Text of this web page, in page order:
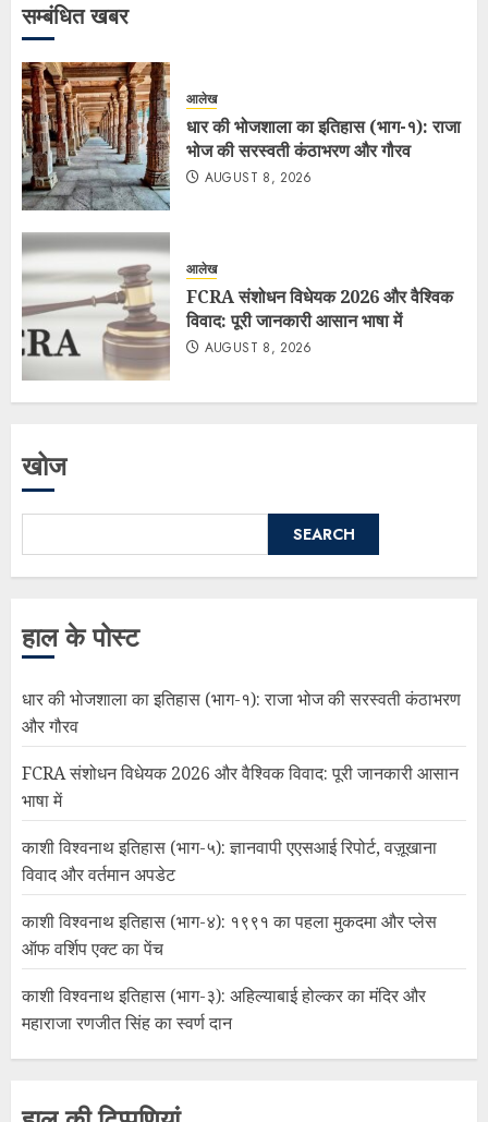
सम्बंधित खबर
आलेख
धार की भोजशाला का इतिहास (भाग-१): राजा
भोज की सरस्वती कंठाभरण और गौरव
AUGUST 8, 2026
आलेख
FCRA संशोधन विधेयक 2026 और वैश्विक
विवाद: पूरी जानकारी आसान भाषा में
AUGUST 8, 2026
खोज
SEARCH
हाल के पोस्ट
धार की भोजशाला का इतिहास (भाग-१): राजा भोज की सरस्वती कंठाभरण
और गौरव
FCRA संशोधन विधेयक 2026 और वैश्विक विवाद: पूरी जानकारी आसान
भाषा में
काशी विश्वनाथ इतिहास (भाग-५): ज्ञानवापी एएसआई रिपोर्ट, वज़ूखाना
विवाद और वर्तमान अपडेट
काशी विश्वनाथ इतिहास (भाग-४): १९९१ का पहला मुकदमा और प्लेस
ऑफ वर्शिप एक्ट का पेंच
काशी विश्वनाथ इतिहास (भाग-३): अहिल्याबाई होल्कर का मंदिर और
महाराजा रणजीत सिंह का स्वर्ण दान